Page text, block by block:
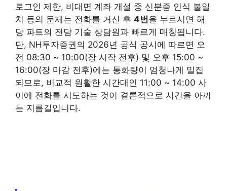
로그인 제한, 비대면 계좌 개설 중 신분증 인식 불일
치 등의 문제는 전화를 거신 후 4번을 누르시면 해
당 파트의 전담 기술 상담원과 빠르게 매칭됩니다.
단, NH투자증권의 2026년 공식 공시에 따르면 오
전 08:30 ~ 10:00(장 시작 전후) 및 오후 15:00 ~
16:00(장 마감 전후)에는 통화량이 엄청나게 밀집
되므로, 비교적 원활한 시간대인 11:00 ~ 14:00 사
이에 전화를 시도하는 것이 결론적으로 시간을 아끼
는 지름길입니다.